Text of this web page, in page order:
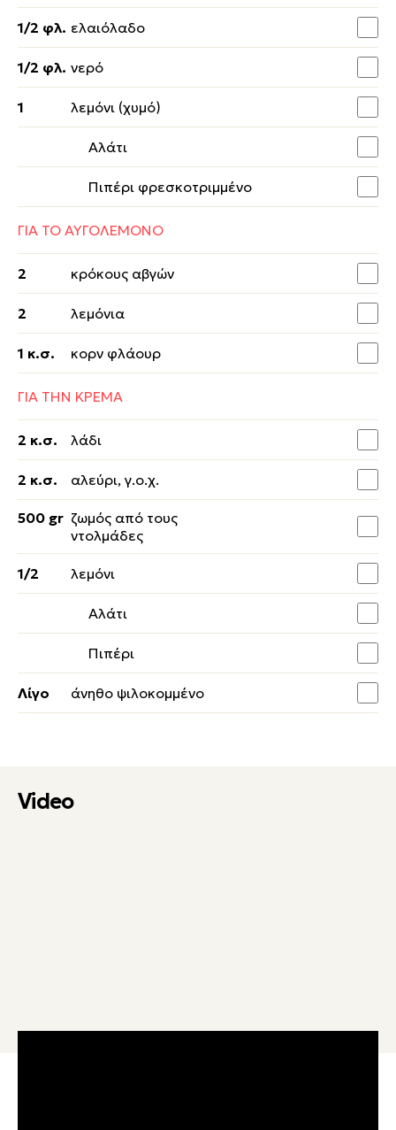
1/2 φλ. ελαιόλαδο
1/2 φλ. νερό
1 λεμόνι (χυμό)
Αλάτι
Πιπέρι φρεσκοτριμμένο
ΓΙΑ ΤΟ ΑΥΓΟΛΕΜΟΝΟ
2 κρόκους αβγών
2 λεμόνια
1 κ.σ. κορν φλάουρ
ΓΙΑ ΤΗΝ ΚΡΕΜΑ
2 κ.σ. λάδι
2 κ.σ. αλεύρι, γ.ο.χ.
500 gr ζωμός από τους
ντολμάδες
1/2 λεμόνι
Αλάτι
Πιπέρι
Λίγο άνηθο ψιλοκομμένο
Video